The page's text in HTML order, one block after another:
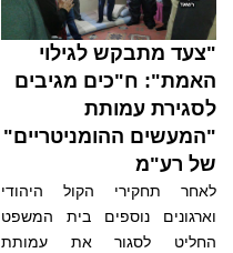
"צעד מתבקש לגילוי
האמת": ח"כים מגיבים
לסגירת עמותת
"המעשים ההומניטריים"
של רע"מ
לאחר תחקירי הקול היהודי
וארגונים נוספים בית המשפט
החליט לסגור את עמותת